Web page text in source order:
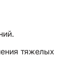
тяжелых